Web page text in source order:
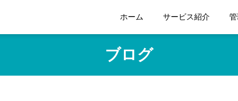
ホーム サービス紹介
ブログ